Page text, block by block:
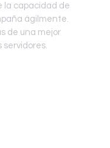
la capacidad de
ágilmente.
de una mejor
servidores.